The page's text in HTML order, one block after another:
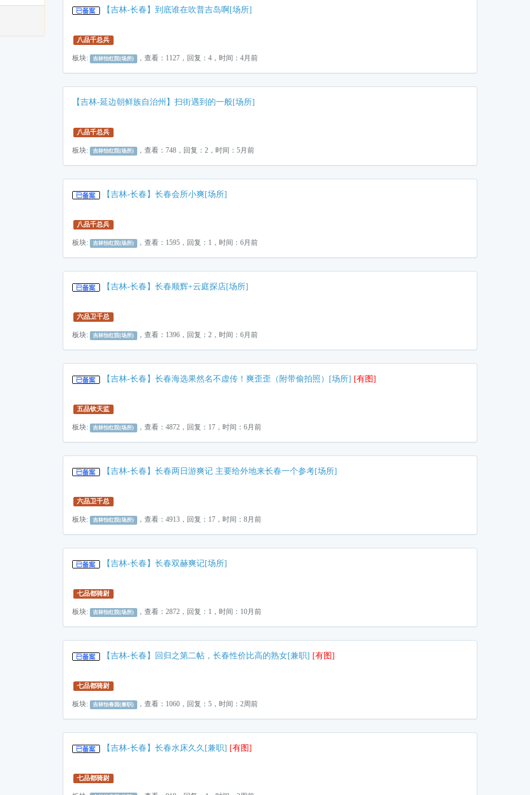
【吉林-长春】到底谁在吹普吉岛啊[场所]
八品千总兵
板块: 吉林怡红院(场所) ，查看：1127，回复：4，时间：4月前
【吉林-延边朝鲜族自治州】扫街遇到的一般[场所]
八品千总兵
板块: 吉林怡红院(场所) ，查看：748，回复：2，时间：5月前
【吉林-长春】长春会所小爽[场所]
八品千总兵
板块: 吉林怡红院(场所) ，查看：1595，回复：1，时间：6月前
【吉林-长春】长春顺辉+云庭探店[场所]
六品卫千总
板块: 吉林怡红院(场所) ，查看：1396，回复：2，时间：6月前
【吉林-长春】长春海选果然名不虚传！爽歪歪（附带偷拍照）[场所] [有图]
五品钦天监
板块: 吉林怡红院(场所) ，查看：4872，回复：17，时间：6月前
【吉林-长春】长春两日游爽记 主要给外地来长春一个参考[场所]
六品卫千总
板块: 吉林怡红院(场所) ，查看：4913，回复：17，时间：8月前
【吉林-长春】长春双赫爽记[场所]
七品都骑尉
板块: 吉林怡红院(场所) ，查看：2872，回复：1，时间：10月前
【吉林-长春】回归之第二帖，长春性价比高的熟女[兼职] [有图]
七品都骑尉
板块: 吉林怡春园(兼职) ，查看：1060，回复：5，时间：2周前
【吉林-长春】长春水床久久[兼职] [有图]
七品都骑尉